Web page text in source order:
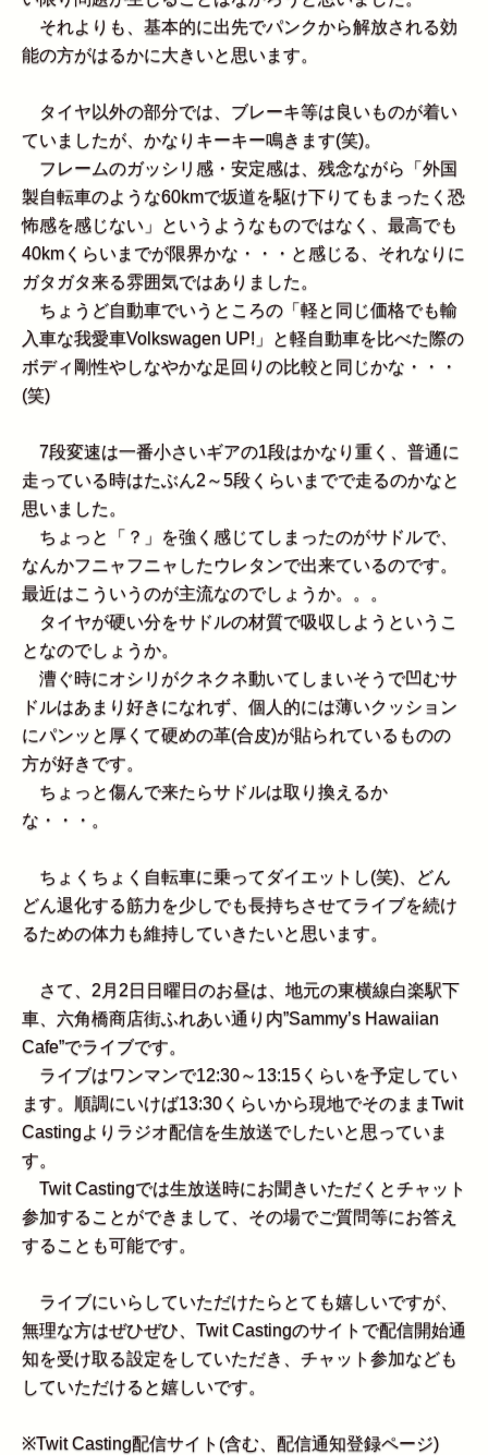
それよりも、基本的に出先でパンクから解放される効
能の方がはるかに大きいと思います。
タイヤ以外の部分では、ブレーキ等は良いものが着い
ていましたが、かなりキーキー鳴きます(笑)。
フレームのガッシリ感・安定感は、残念ながら「外国
製自転車のような60kmで坂道を駆け下りてもまったく恐
怖感を感じない」というようなものではなく、最高でも
40kmくらいまでが限界かな・・・と感じる、それなりに
ガタガタ来る雰囲気ではありました。
ちょうど自動車でいうところの「軽と同じ価格でも輸
入車な我愛車Volkswagen UP!」と軽自動車を比べた際の
ボディ剛性やしなやかな足回りの比較と同じかな・・・
(笑)
7段変速は一番小さいギアの1段はかなり重く、普通に
走っている時はたぶん2～5段くらいまでで走るのかなと
思いました。
ちょっと「？」を強く感じてしまったのがサドルで、
なんかフニャフニャしたウレタンで出来ているのです。
最近はこういうのが主流なのでしょうか。。。
タイヤが硬い分をサドルの材質で吸収しようというこ
となのでしょうか。
漕ぐ時にオシリがクネクネ動いてしまいそうで凹むサ
ドルはあまり好きになれず、個人的には薄いクッション
にパンッと厚くて硬めの革(合皮)が貼られているものの
方が好きです。
ちょっと傷んで来たらサドルは取り換えるか
な・・・。
ちょくちょく自転車に乗ってダイエットし(笑)、どん
どん退化する筋力を少しでも長持ちさせてライブを続け
るための体力も維持していきたいと思います。
さて、2月2日日曜日のお昼は、地元の東横線白楽駅下
車、六角橋商店街ふれあい通り内”Sammy’s Hawaiian
Cafe”でライブです。
ライブはワンマンで12:30～13:15くらいを予定してい
ます。順調にいけば13:30くらいから現地でそのままTwit
Castingよりラジオ配信を生放送でしたいと思っていま
す。
Twit Castingでは生放送時にお聞きいただくとチャット
参加することができまして、その場でご質問等にお答え
することも可能です。
ライブにいらしていただけたらとても嬉しいですが、
無理な方はぜひぜひ、Twit Castingのサイトで配信開始通
知を受け取る設定をしていただき、チャット参加なども
していただけると嬉しいです。
※Twit Casting配信サイト(含む、配信通知登録ページ)